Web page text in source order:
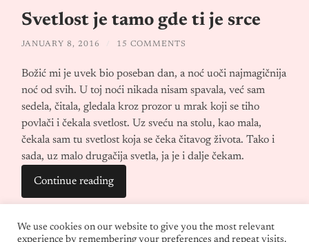
Svetlost je tamo gde ti je srce
JANUARY 8, 2016 / 15 COMMENTS
Božić mi je uvek bio poseban dan, a noć uoči najmagičnija
noć od svih. U toj noći nikada nisam spavala, već sam
sedela, čitala, gledala kroz prozor u mrak koji se tiho
povlači i čekala svetlost. Uz sveću na stolu, kao mala,
čekala sam tu svetlost koja se čeka čitavog života. Tako i
sada, uz malo drugačija svetla, ja je i dalje čekam.
Continue reading
We use cookies on our website to give you the most relevant
experience by remembering your preferences and repeat visits.